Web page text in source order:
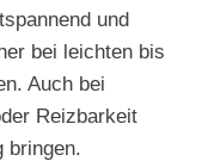
und
bei leichten bis
Auch bei
Reizbarkeit
bringen.